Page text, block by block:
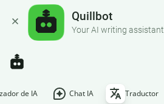
Quillbot
Your AI writing assistant
de IA Chat IA Traductor